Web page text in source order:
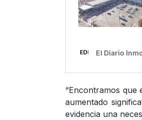
“Encontramos que
aumentado
evidencia una